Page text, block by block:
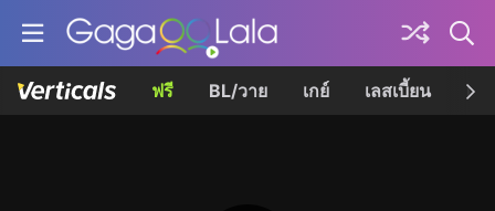
ฟรี BL/วาย เกย์ เลสเบี้ยน เค